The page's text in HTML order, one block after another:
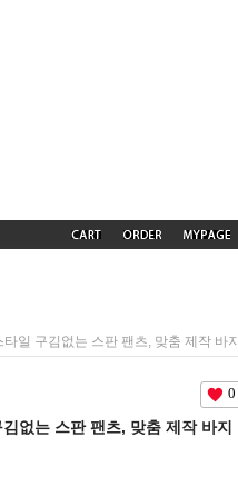
일 구김없는 스판 팬츠, 맞춤 제작 바지
0
없는 스판 팬츠, 맞춤 제작 바지